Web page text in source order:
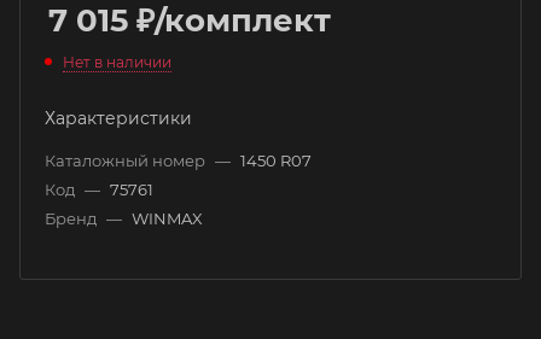
7 015 ₽/комплект
Нет в наличии
Характеристики
Каталожный номер — 1450 R07
Код — 75761
Бренд — WINMAX